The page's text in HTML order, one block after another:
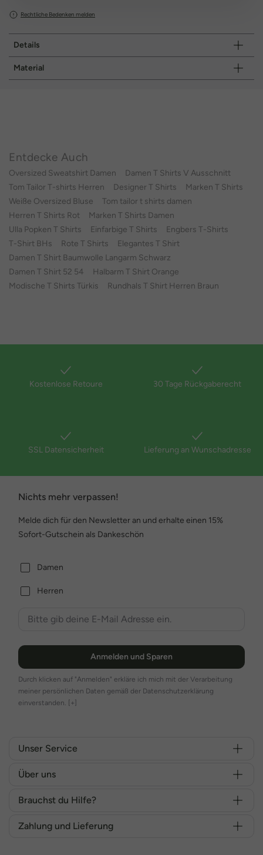
Rechtliche Bedenken melden
Details
Material
Entdecke Auch
Oversized Sweatshirt Damen
Damen T Shirts V Ausschnitt
Tom Tailor T-shirts Herren
Designer T Shirts
Marken T Shirts
Weiße Oversized Bluse
Tom tailor t shirts damen
Herren T Shirts Rot
Marken T Shirts Damen
Ulla Popken T Shirts
Einfarbige T Shirts
Engbers T-Shirts
T-Shirt BHs
Rote T Shirts
Elegantes T Shirt
Damen T Shirt Baumwolle Langarm Schwarz
Damen T Shirt 52 54
Halbarm T Shirt Orange
Modische T Shirts Türkis
Rundhals T Shirt Herren Braun
Kostenlose Retoure 30 Tage Rückgaberecht
SSL Datensicherheit Lieferung an Wunschadresse
Nichts mehr verpassen!
Melde dich für den Newsletter an und erhalte einen 15%
Sofort-Gutschein als Dankeschön
Damen
Herren
Anmelden und Sparen
Durch klicken auf "Anmelden" erkläre ich mich mit der Verarbeitung
meiner persönlichen Daten gemäß der Datenschutzerklärung
einverstanden. [+]
Unser Service
Über uns
Brauchst du Hilfe?
Zahlung und Lieferung